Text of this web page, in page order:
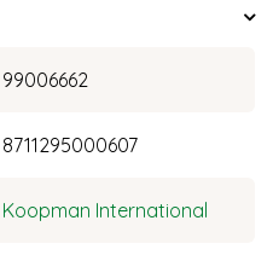
99006662
8711295000607
Koopman International